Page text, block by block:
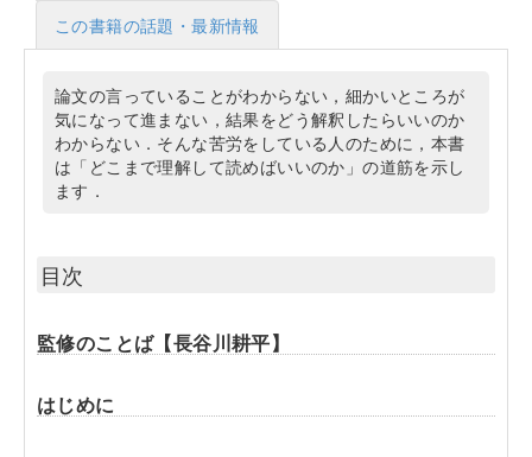
この書籍の話題・最新情報
論文の言っていることがわからない，細かいところが
気になって進まない，結果をどう解釈したらいいのか
わからない．そんな苦労をしている人のために，本書
は「どこまで理解して読めばいいのか」の道筋を示し
ます．
目次
監修のことば【長谷川耕平】
はじめに